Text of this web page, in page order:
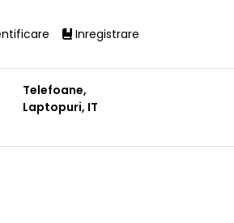
Inregistrare
Telefoane,
Laptopuri, IT